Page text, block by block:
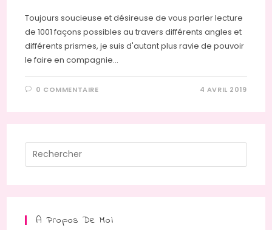
Toujours soucieuse et désireuse de vous parler lecture
de 1001 façons possibles au travers différents angles et
différents prismes, je suis d'autant plus ravie de pouvoir
le faire en compagnie…
0 COMMENTAIRE 4 AVRIL 2019
A Propos De Moi